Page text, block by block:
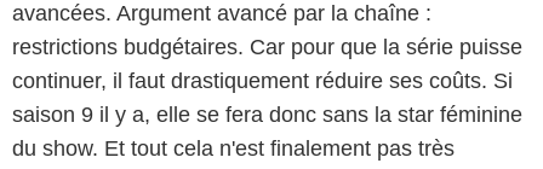
avancées. Argument avancé par la chaîne :
restrictions budgétaires. Car pour que la série puisse
continuer, il faut drastiquement réduire ses coûts. Si
saison 9 il y a, elle se fera donc sans la star féminine
du show. Et tout cela n'est finalement pas très